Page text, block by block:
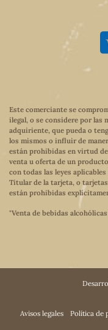
Este comerciante se
ilegal, o se considere por las
adquiriente, que pueda o
los mismos o influir de
están prohibidas en virtud
venta u oferta de un
con todas las leyes
Titular de la tarjeta, o
están prohibidas
"Venta de bebidas
Avisos legales Política de